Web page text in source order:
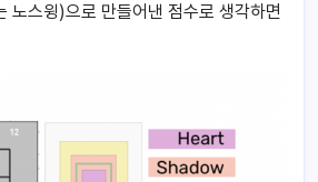
노스윙)으로 만들어낸 점수로 생각하면